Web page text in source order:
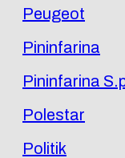
Peugeot
Pininfarina
Pininfarina
Polestar
Politik